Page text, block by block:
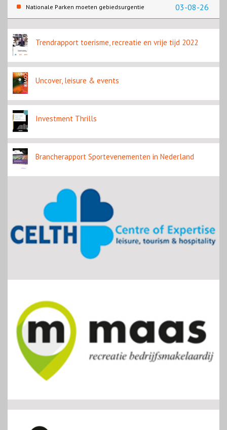
bestemming en welzijn
03-08-26
Nationale Parken moeten gebiedsurgentie
en beleidsurgentie verbinden
Trendrapport toerisme, recreatie en vrije tijd 2022
Uncover, leisure & events
Investment Thrills
Brancherapport Sportevenementen in Nederland